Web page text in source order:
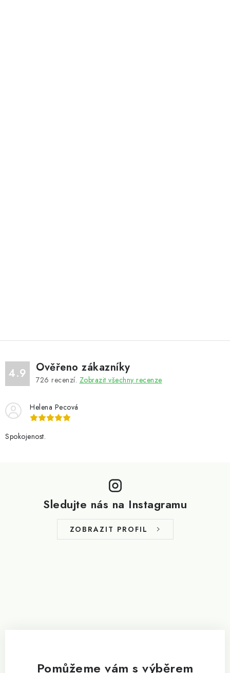
4.9 Ověřeno zákazníky
726 recenzí. Zobrazit všechny recenze
Helena Pecová
Spokojenost.
Sledujte nás na Instagramu
ZOBRAZIT PROFIL
Pomůžeme vám s výběrem